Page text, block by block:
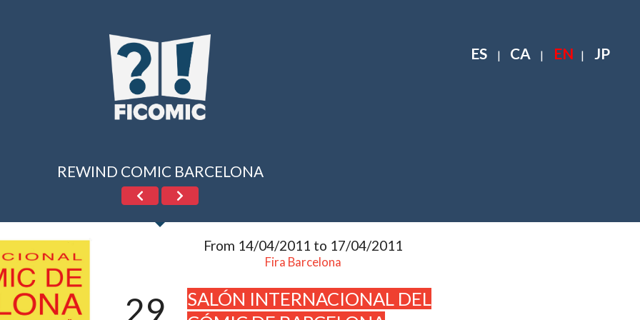
ES | CA | EN | JP
REWIND COMIC BARCELONA
From 14/04/2011 to 17/04/2011
Fira Barcelona
29
SALÓN INTERNACIONAL DEL